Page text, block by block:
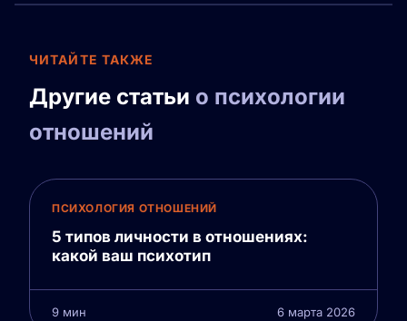
ЧИТАЙТЕ ТАКЖЕ
Другие статьи о психологии
отношений
ПСИХОЛОГИЯ ОТНОШЕНИЙ
5 типов личности в отношениях:
какой ваш психотип
9 мин 6 марта 2026